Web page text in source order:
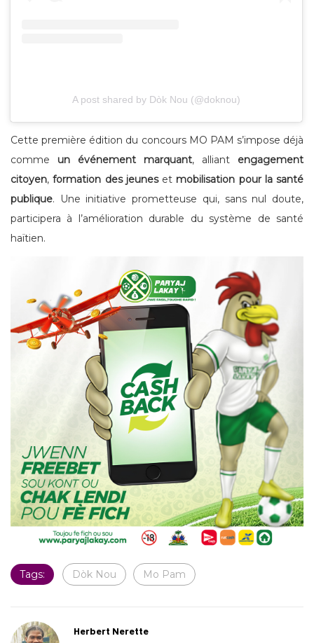
A post shared by Dòk Nou (@doknou)
Cette première édition du concours MO PAM s’impose déjà
comme un événement marquant, alliant engagement
citoyen,formation des jeuneset mobilisation pour la santé
publique. Une initiative prometteuse qui, sans nul doute,
participera à l’amélioration durable du système de santé
haïtien.
Tags: Dòk Nou Mo Pam
Herbert Nerette